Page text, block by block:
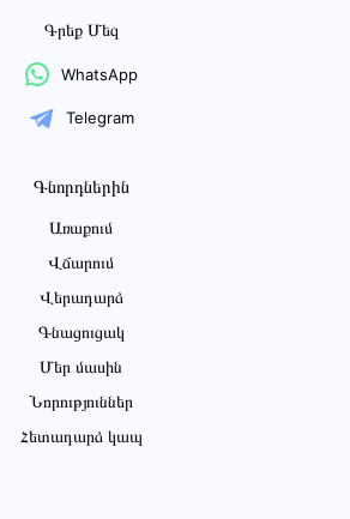
Գրեք Մեզ
WhatsApp
Telegram
Գնորդներին
Առաքում
Վճարում
Վերադարձ
Գնացուցակ
Մեր մասին
Նորություններ
Հետադարձ կապ